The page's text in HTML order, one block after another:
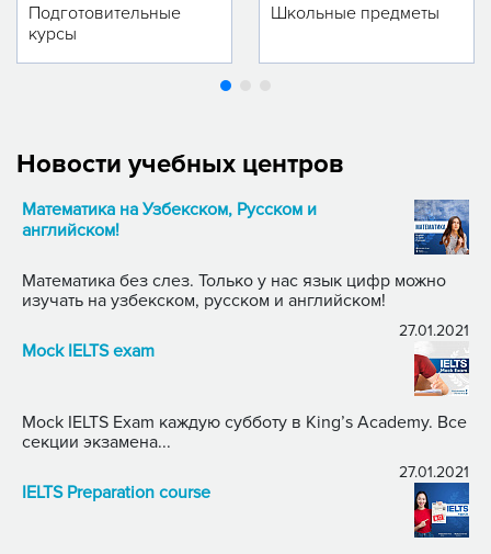
Подготовительные
курсы
Школьные предметы
Новости учебных центров
Математика на Узбекском, Русском и
английском!
Математика без слез. Только у нас язык цифр можно
изучать на узбекском, русском и английском!
27.01.2021
Mock IELTS exam
Mock IELTS Exam каждую субботу в King’s Academy. Все
секции экзамена...
27.01.2021
IELTS Preparation course